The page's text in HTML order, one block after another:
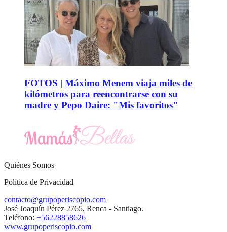
FOTOS | Máximo Menem viaja miles de
kilómetros para reencontrarse con su
madre y Pepo Daire: "Mis favoritos"
Quiénes Somos
Política de Privacidad
contacto@grupoperiscopio.com
José Joaquín Pérez 2765, Renca - Santiago.
Teléfono: +56228858626
www.grupoperiscopio.com